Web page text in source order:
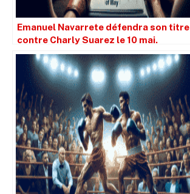
Emanuel Navarrete défendra son titre
contre Charly Suarez le 10 mai.